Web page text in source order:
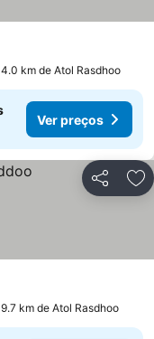
km de Atol Rasdhoo
Ver preços
Partilhar
km de Atol Rasdhoo